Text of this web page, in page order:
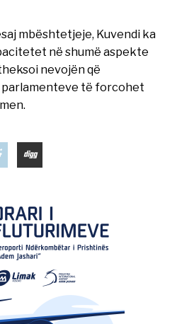
mbështetjeje, Kuvendi ka
në shumë aspekte
nevojën që
parlamenteve të forcohet